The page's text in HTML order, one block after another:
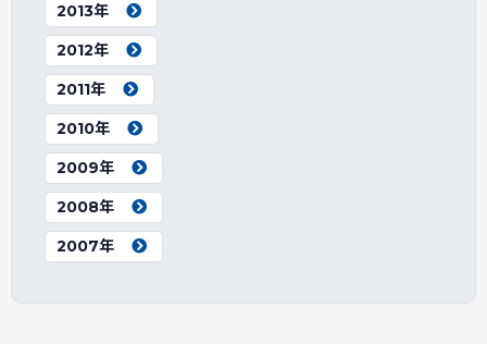
2013年
2012年
2011年
2010年
2009年
2008年
2007年